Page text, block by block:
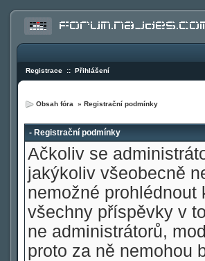
Registrace :: Přihlášení
Obsah fóra » Registrační podmínky
- Registrační podmínky
Ačkoliv se
jakýkoliv všeobecně
nemožné
všechny příspěvky v
ne administrátorů,
proto za ně nemohou